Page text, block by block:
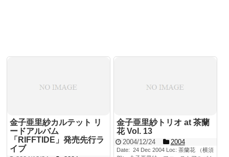
金子亜里紗カルテット リ
ードアルバム
「RIFFTIDE」発売先行ラ
イブ
金子亜里紗トリオ at 茶蘭
花 Vol. 13
2004/12/24 2004
Date: 24 Dec 2004 Loc: 茶蘭花 （横須